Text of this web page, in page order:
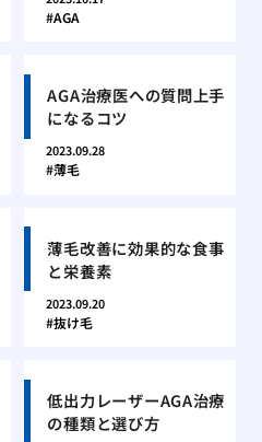
AGA
AGA治療医への質問上手
になるコツ
2023.09.28
薄毛
薄毛改善に効果的な食事
と栄養素
2023.09.20
抜け毛
低出力レーザーAGA治療
の種類と選び方